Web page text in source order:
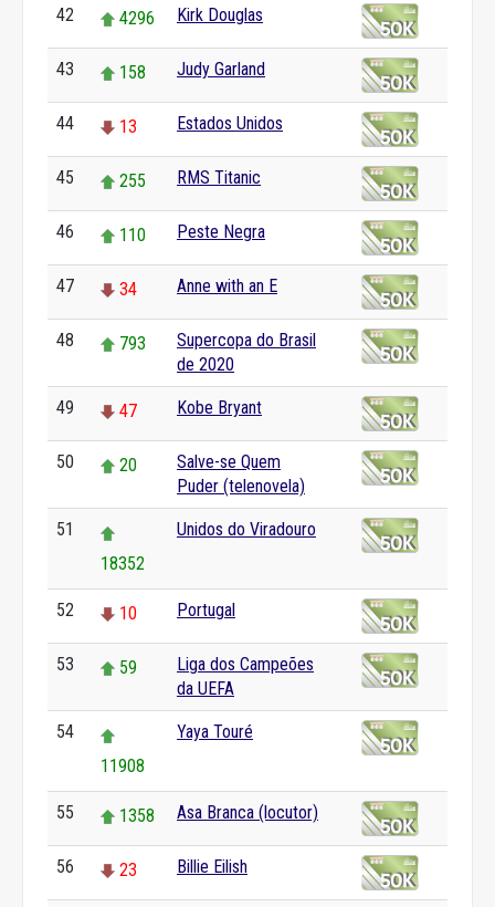
42 4296 Kirk Douglas
43 158 Judy Garland
44 13 Estados Unidos
45 255 RMS Titanic
46 110 Peste Negra
47 34 Anne with an E
48 793
Supercopa do Brasil
de 2020
49 47 Kobe Bryant
50 20
Salve-se Quem
Puder (telenovela)
51
18352
Unidos do Viradouro
52 10 Portugal
53 59
Liga dos Campeões
da UEFA
54
11908
Yaya Touré
55 1358 Asa Branca (locutor)
56 23 Billie Eilish